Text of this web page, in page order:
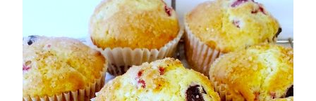
NOUS CONTACTER
RECETTES
FAQ
SEARCH